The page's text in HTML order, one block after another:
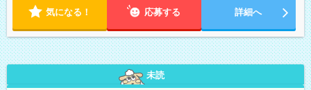
気になる！ 応募する 詳細へ
未読